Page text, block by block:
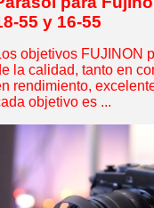
55 y 16-55
objetivos FUJINON
la calidad, tanto en
rendimiento,
objetivo es ...